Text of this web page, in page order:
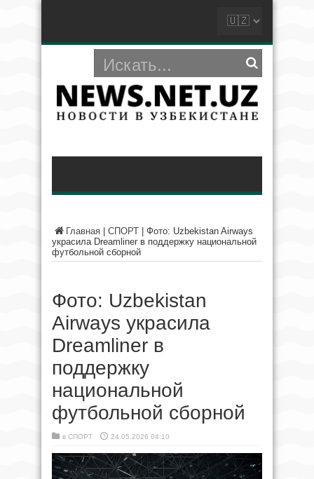
Главная СПОРТ
Фото: Uzbekistan Airways
украсила Dreamliner в поддержку национальной
футбольной сборной
Фото: Uzbekistan
Airways украсила
Dreamliner в
поддержку
национальной
футбольной сборной
в СПОРТ 24.05.2026 04:10